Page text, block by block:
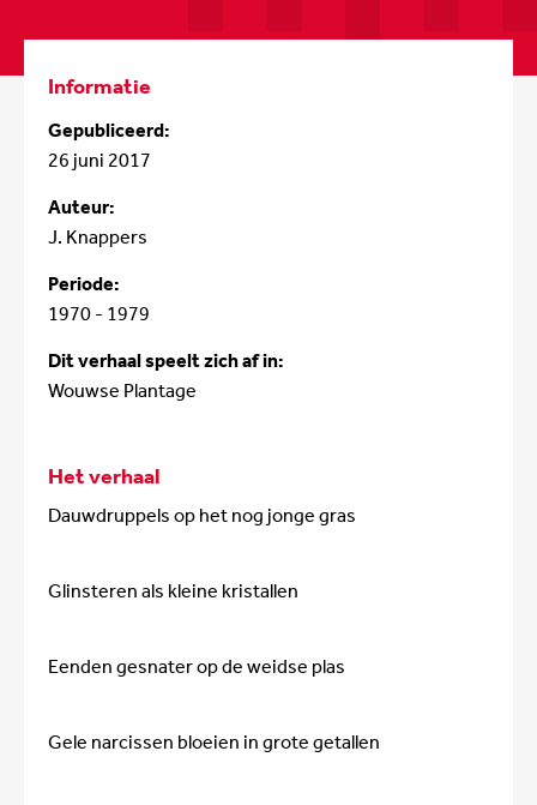
Het verhaal
Dauwdruppels op het nog jonge gras
Glinsteren als kleine kristallen
Eenden gesnater op de weidse plas
Gele narcissen bloeien in grote getallen
Informatie
Gepubliceerd:
26 juni 2017
Auteur:
J. Knappers
Periode:
1970 - 1979
Dit verhaal speelt zich af in:
Wouwse Plantage